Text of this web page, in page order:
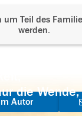
um Teil des
werden.
die
Autor